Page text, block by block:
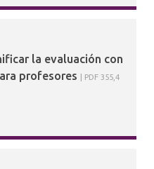
la evaluación con
profesores
PDF 355,4